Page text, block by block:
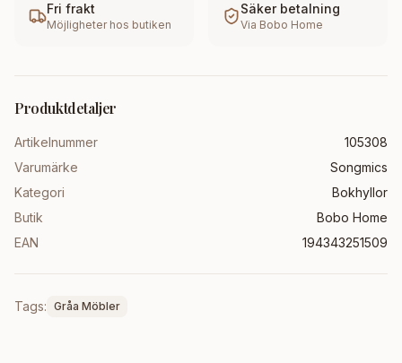
Fri frakt
Möjligheter hos butiken
Säker betalning
Via Bobo Home
Produktdetaljer
Artikelnummer
105308
Varumärke
Songmics
Kategori
Bokhyllor
Butik
Bobo Home
EAN
194343251509
Tags: Gråa Möbler